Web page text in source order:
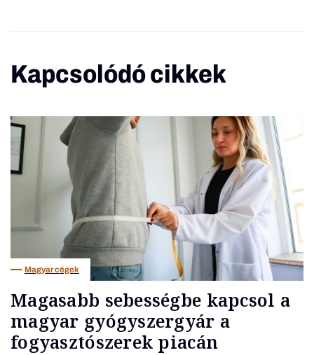
Kapcsolódó cikkek
Magyar cégek
Magasabb sebességbe kapcsol a
magyar gyógyszergyár a
fogyasztószerek piacán